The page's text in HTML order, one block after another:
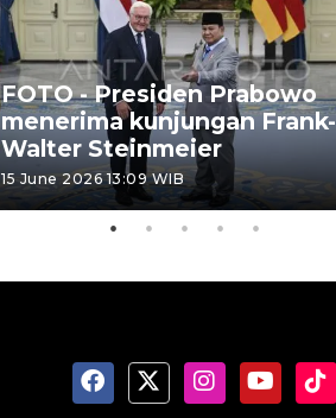
FOTO - Presiden Prabowo
menerima kunjungan Frank-
Walter Steinmeier
15 June 2026 13:09 WIB